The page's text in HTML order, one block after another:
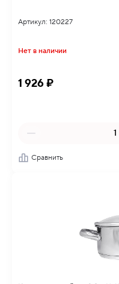
Артикул: 120227
Нет в наличии
1 926 ₽
Сравнить